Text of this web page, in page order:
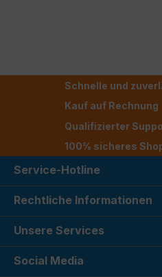
Schnelle und
Kauf auf Rechnung
Qualifizierter
100% sicheres
Service-Hotline
Rechtliche Informationen
Unsere Services
Social Media